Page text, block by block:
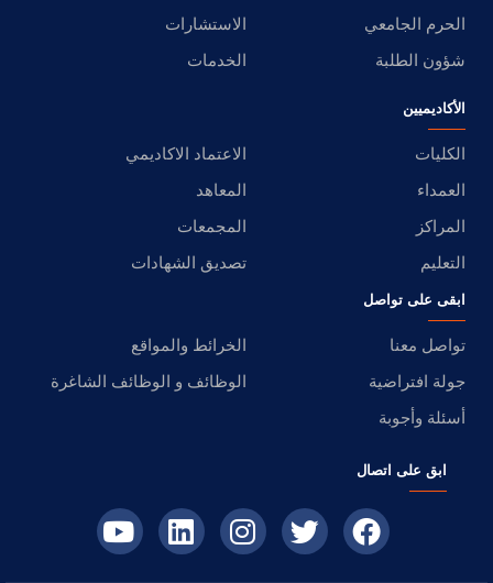
الحرم الجامعي
الاستشارات
شؤون الطلبة
الخدمات
الأكاديميين
الكليات
الاعتماد الاكاديمي
العمداء
المعاهد
المراكز
المجمعات
التعليم
تصديق الشهادات
ابقى على تواصل
تواصل معنا
الخرائط والمواقع
جولة افتراضية
الوظائف و الوظائف الشاغرة
أسئلة وأجوبة
ابق على اتصال